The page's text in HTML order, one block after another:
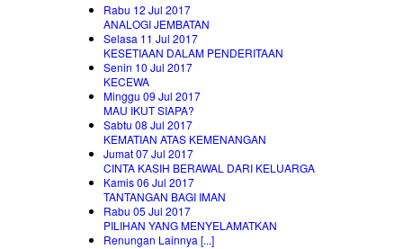
Rabu 12 Jul 2017
ANALOGI JEMBATAN
Selasa 11 Jul 2017
KESETIAAN DALAM PENDERITAAN
Senin 10 Jul 2017
KECEWA
Minggu 09 Jul 2017
MAU IKUT SIAPA?
Sabtu 08 Jul 2017
KEMATIAN ATAS KEMENANGAN
Jumat 07 Jul 2017
CINTA KASIH BERAWAL DARI KELUARGA
Kamis 06 Jul 2017
TANTANGAN BAGI IMAN
Rabu 05 Jul 2017
PILIHAN YANG MENYELAMATKAN
Renungan Lainnya [...]